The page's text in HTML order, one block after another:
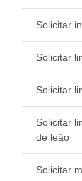
Solicitar
Solicitar
Solicitar
Solicitar
de leão
Solicitar